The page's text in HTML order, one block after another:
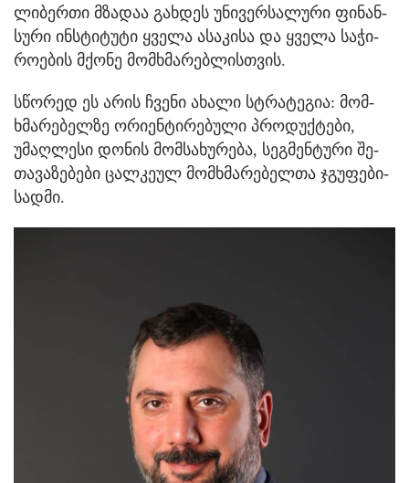
ლი­ბერ­თი მზა­დაა გახ­დეს უნი­ვერ­სა­ლუ­რი ფი­ნან­
სუ­რი ინ­სტი­ტუ­ტი ყვე­ლა ასა­კი­სა და ყვე­ლა სა­ჭი­
რო­ე­ბის მქო­ნე მომ­ხმა­რებ­ლის­თვის.
სწო­რედ ეს არის ჩვე­ნი ახა­ლი სტრა­ტე­გია: მომ­
ხმა­რე­ბელ­ზე ორი­ენ­ტი­რე­ბუ­ლი პრო­დუქ­ტე­ბი,
უმაღ­ლე­სი დო­ნის მომ­სა­ხუ­რე­ბა, სეგ­მენ­ტუ­რი შე­
თა­ვა­ზე­ბე­ბი ცალ­კე­უ­ლ მომ­ხმა­რე­ბელ­თა ჯგუ­ფე­ბი­
სად­მი.